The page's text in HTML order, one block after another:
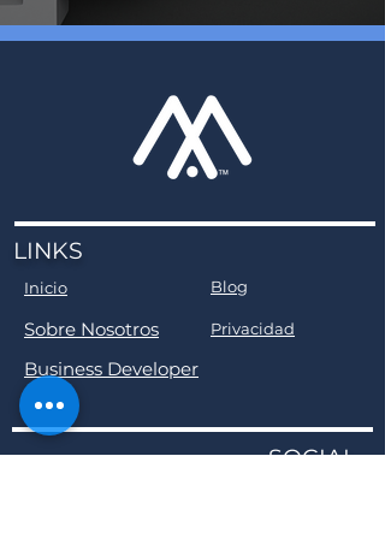
LINKS
Inicio Blog
Sobre Nosotros Privacidad
Business Developer
SOCIAL